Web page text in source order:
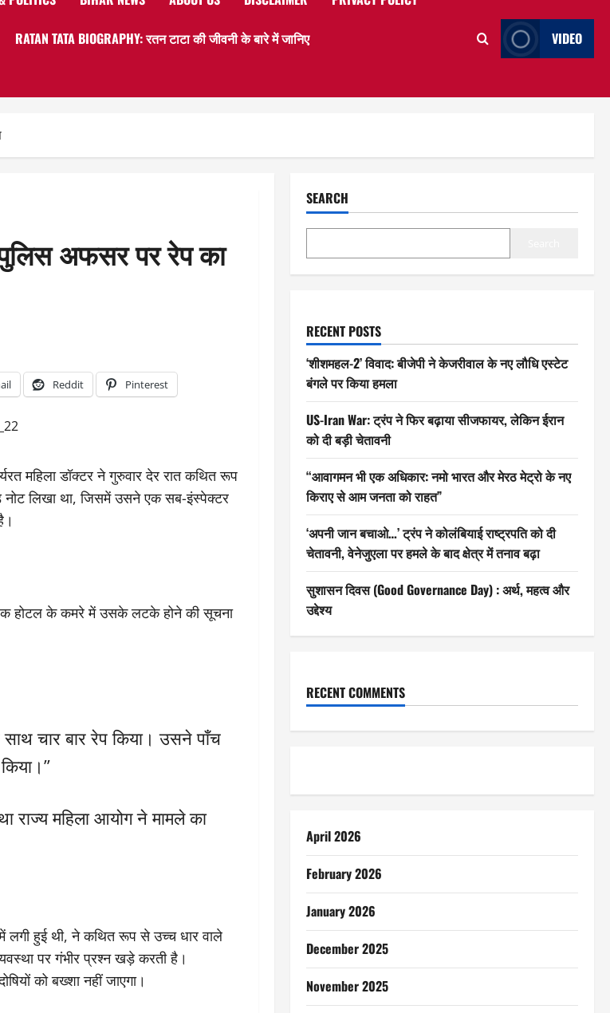
RATAN TATA BIOGRAPHY: रतन टाटा की जीवनी के बारे में जानिए VIDEO
पुलिस अफसर पर रेप का
Reddit Pinterest
महिला डॉक्टर ने गुरुवार देर रात कथित रूप
लिखा था, जिसमें उसने एक सब-इंस्पेक्टर
होटल के कमरे में उसके लटके होने की सूचना
चार बार रेप किया। उसने पाँच
राज्य महिला आयोग ने मामले का
लगी हुई थी, ने कथित रूप से उच्च धार वाले
पर गंभीर प्रश्न खड़े करती है।
को बख्शा नहीं जाएगा।
SEARCH
RECENT POSTS
‘शीशमहल-2’ विवाद: बीजेपी ने केजरीवाल के नए लौधि एस्टेट
बंगले पर किया हमला
US-Iran War: ट्रंप ने फिर बढ़ाया सीजफायर, लेकिन ईरान
को दी बड़ी चेतावनी
“आवागमन भी एक अधिकार: नमो भारत और मेरठ मेट्रो के नए
किराए से आम जनता को राहत”
‘अपनी जान बचाओ…’ ट्रंप ने कोलंबियाई राष्ट्रपति को दी
चेतावनी, वेनेजुएला पर हमले के बाद क्षेत्र में तनाव बढ़ा
सुशासन दिवस (Good Governance Day) : अर्थ, महत्व और
उद्देश्य
RECENT COMMENTS
April 2026
February 2026
January 2026
December 2025
November 2025